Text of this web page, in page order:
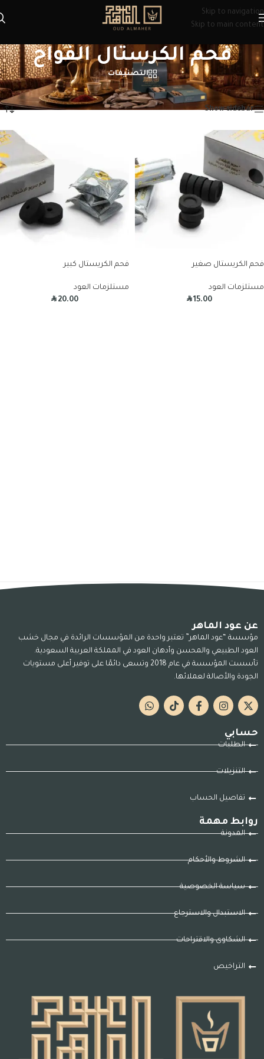
Skip to navigation
Skip to main content
فحم الكرستال الفواح
التصنيفات
الرئيسية/منتجات تحت الوسم “فحم الكرستال الفواح”عرض ⁦2⁩ من كل النتائج
Show sidebar
فحم الكريستال صغير
مستلزمات العود
R15.00
فحم الكريستال كبير
مستلزمات العود
R20.00
عن عود الماهر
مؤسسة “عود الماهر” تعتبر واحدة من المؤسسات الرائدة في مجال خشب
العود الطبيعي والمحسن وأدهان العود في المملكة العربية السعودية.
تأسست المؤسسة في عام 2018 وتسعى دائمًا على توفير أعلى مستويات
الجودة والأصالة لعملائها.
حسابي
الطلبات
التنزيلات
تفاصيل الحساب
روابط مهمة
المدونة
الشروط والأحكام
سياسة الخصوصية
الاستبدال والاسترجاع
الشكاوى والاقتراحات
التراخيص